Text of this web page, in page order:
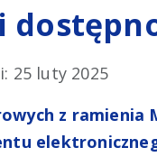
25 luty 2025
z